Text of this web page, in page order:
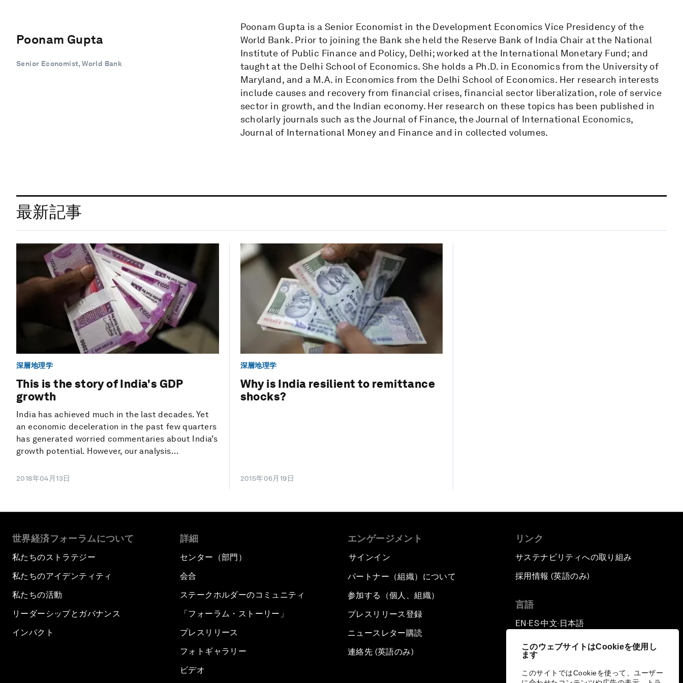
このウェブサイトはCookieを使用し
ます
このサイトではCookieを使って、ユーザー
Poonam Gupta
Senior Economist, World Bank
Poonam Gupta is a Senior Economist in the Development Economics Vice Presidency of the
World Bank. Prior to joining the Bank she held the Reserve Bank of India Chair at the National
Institute of Public Finance and Policy, Delhi; worked at the International Monetary Fund; and
taught at the Delhi School of Economics. She holds a Ph.D. in Economics from the University of
Maryland, and a M.A. in Economics from the Delhi School of Economics. Her research interests
include causes and recovery from financial crises, financial sector liberalization, role of service
sector in growth, and the Indian economy. Her research on these topics has been published in
scholarly journals such as the Journal of Finance, the Journal of International Economics,
Journal of International Money and Finance and in collected volumes.
最新記事
深層地理学
This is the story of India's GDP
growth
India has achieved much in the last decades. Yet
an economic deceleration in the past few quarters
has generated worried commentaries about India’s
growth potential. However, our analysis...
2018年04月13日
深層地理学
Why is India resilient to remittance
shocks?
2015年06月19日
世界経済フォーラムについて
私たちのストラテジー
私たちのアイデンティティ
私たちの活動
リーダーシップとガバナンス
インパクト
詳細
センター（部門）
会合
ステークホルダーのコミュニティ
「フォーラム・ストーリー」
プレスリリース
フォトギャラリー
ビデオ
エンゲージメント
サインイン
パートナー（組織）について
参加する（個人、組織）
プレスリリース登録
ニュースレター購読
連絡先 (英語のみ)
リンク
サステナビリティへの取り組み
採用情報 (英語のみ)
言語
EN ▪ ES▪中文▪ 日本語